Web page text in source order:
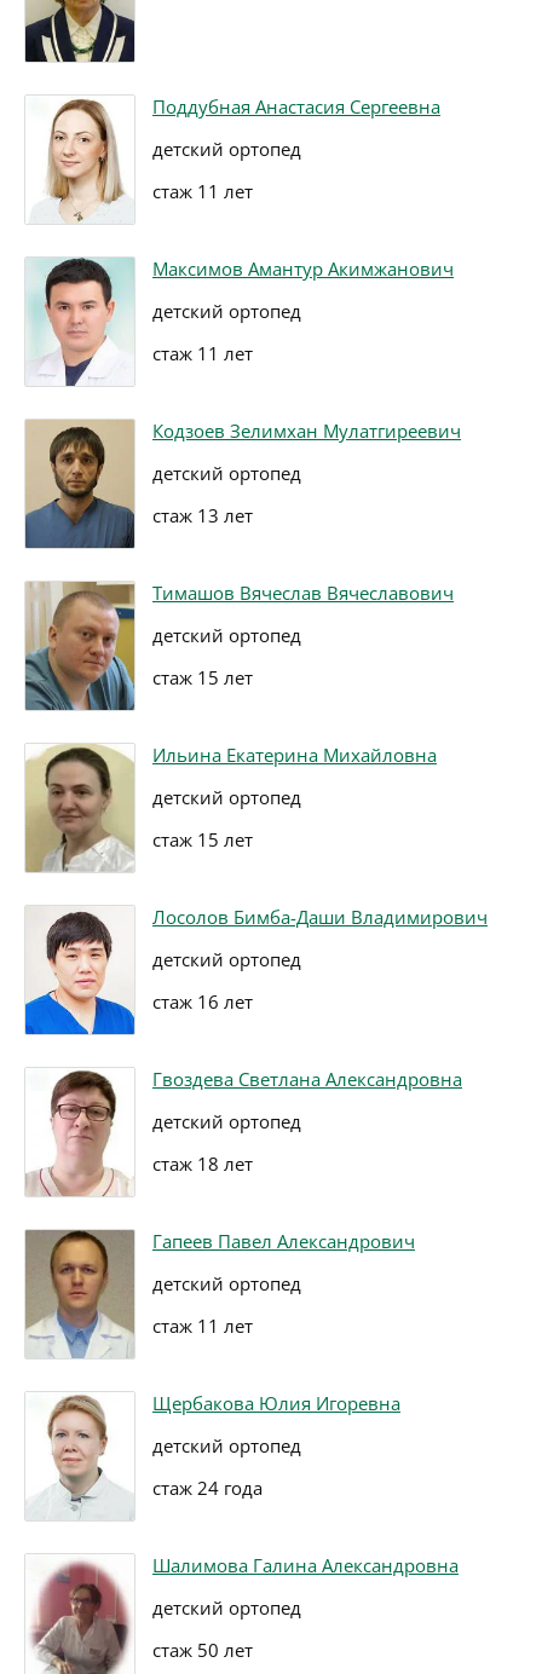
Поддубная Анастасия Сергеевна
детский ортопед
стаж 11 лет
Максимов Амантур Акимжанович
детский ортопед
стаж 11 лет
Кодзоев Зелимхан Мулатгиреевич
детский ортопед
стаж 13 лет
Тимашов Вячеслав Вячеславович
детский ортопед
стаж 15 лет
Ильина Екатерина Михайловна
детский ортопед
стаж 15 лет
Лосолов Бимба-Даши Владимирович
детский ортопед
стаж 16 лет
Гвоздева Светлана Александровна
детский ортопед
стаж 18 лет
Гапеев Павел Александрович
детский ортопед
стаж 11 лет
Щербакова Юлия Игоревна
детский ортопед
стаж 24 года
Шалимова Галина Александровна
детский ортопед
стаж 50 лет